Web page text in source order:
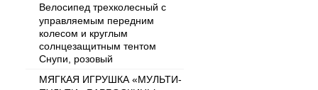
Велосипед трехколесный с
управляемым передним
колесом и круглым
солнцезащитным тентом
Снупи, розовый
МЯГКАЯ ИГРУШКА «МУЛЬТИ-